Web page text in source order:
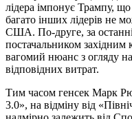
лідера імпонує Трампу,
багато інших лідерів не
США. По-друге, за
постачальником західним
вагомий нюанс з огляду
відповідних витрат.
Тим часом генсек Марк
3.0», на відміну від